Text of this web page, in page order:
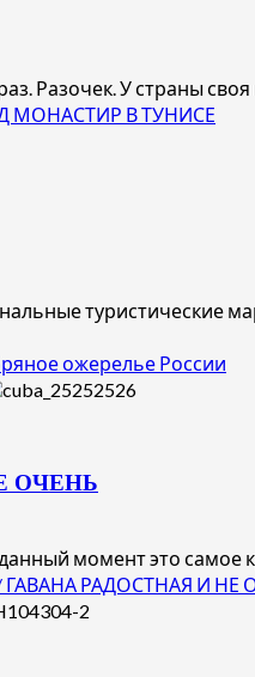
Разочек. У страны
МОНАСТИР В ТУНИСЕ
туристические
ожерелье России
ОЧЕНЬ
момент это самое
ГАВАНА РАДОСТНАЯ И НЕ